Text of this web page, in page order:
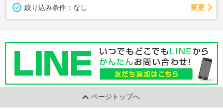
絞り込み条件： なし 変更
ページトップへ